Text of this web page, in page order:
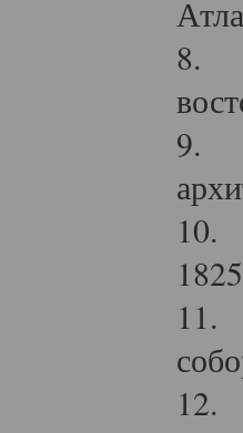
8.
9.
10.
11.
12.